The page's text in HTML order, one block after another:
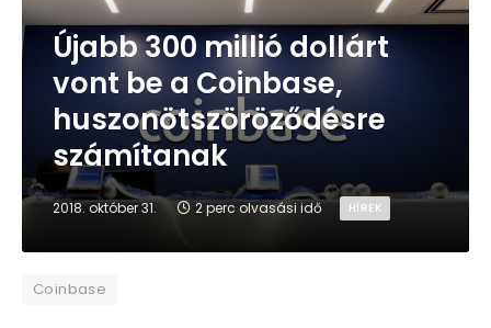
Újabb 300 millió dollárt
vont be a Coinbase,
huszonötszöröződésre
számítanak
2018. október 31. 2 perc olvasási idő HÍREK
Coinbase